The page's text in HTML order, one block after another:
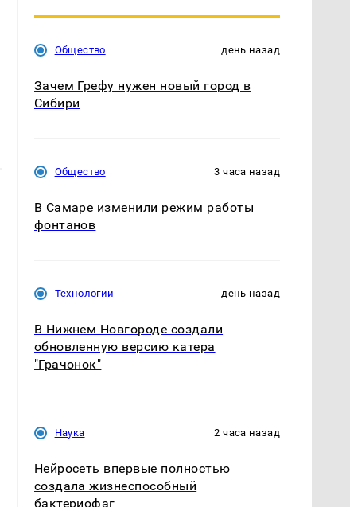
Общество день назад
Зачем Грефу нужен новый город в
Сибири
Общество 3 часа назад
В Самаре изменили режим работы
фонтанов
Технологии день назад
В Нижнем Новгороде создали
обновленную версию катера
"Грачонок"
Наука 2 часа назад
Нейросеть впервые полностью
создала жизнеспособный
бактериофаг